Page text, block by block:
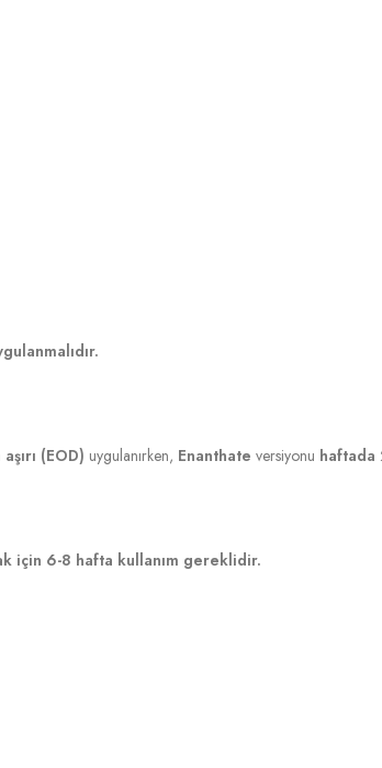
(EOD) uygulanırken, Enanthate versiyonu haftada
için 6-8 hafta kullanım gereklidir.